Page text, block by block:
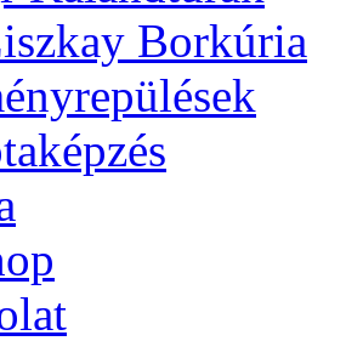
Borkúria